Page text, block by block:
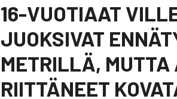
16-VUOTIAAT
JUOKSIVAT
METRILLÄ,
RIITTÄNEET